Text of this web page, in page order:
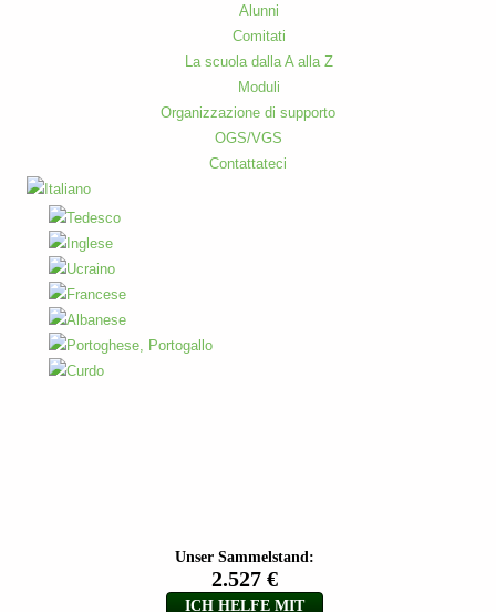
Alunni
Comitati
La scuola dalla A alla Z
Moduli
Organizzazione di supporto
OGS/VGS
Contattateci